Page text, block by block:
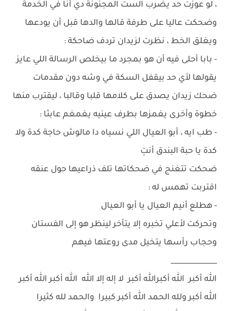
، لو عوزت حد يضرب الست المجنونة دي أنا في الخدمة
وضحكت عاليا على طرفة قالها والدها قبل أن يودعها
ويغلق الخط ، نظرت لزيدان تردف ضاحكة :
- بابا أحلى فيه أن هو بمجرد ما بيخلص الرسالة اللي عايز
يقولها لأي حد بيقفل السكة في وشه دون مقدمات
ضحك زيدان يصدق على كلامها قلبا وقالبا ، ليقترب منها
خطوة وأخرى يغمزها بطرف عينيه يغمغم عابثا :
- طب ايه ، أبو العيال اللي نسياه دا مالوش حاجة كدة ولا
كدة يا حبة البندق أنتِ
ضحكت تتغنج في ضحكاتها تلف ذراعيها حول عنقه
اقتربت تهمس له :
- هطلع أنيم العيال يا أبو العيال
وتحركت لأعلي تخبره إلا يتأخر لينظر هو إلى الفستان
وحجاب رأسها يتخيل مدى روعتها فيهم
_____________
الله أكبر الله أكبرالله أكبر لا إله إلا الله الله أكبر الله أكبر
الله أكبر ولله الحمد الله أكبر كبيرا والحمد لله كثيرا